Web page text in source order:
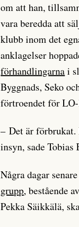
om att han,
vara beredda att
klubb inom det
anklagelser
förhandlingarnai
Byggnads, Seko
förtroendet för
– Det är förbrukat.
insyn, sade
Några dagar
grupp, bestående
Pekka Säikkälä,